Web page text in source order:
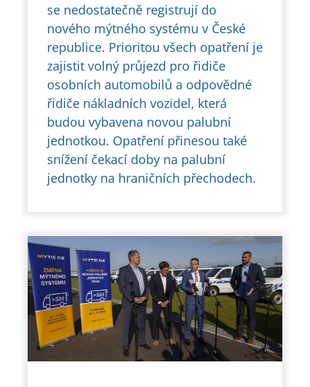
se nedostatečně registrují do
nového mýtného systému v České
republice. Prioritou všech opatření je
zajistit volný průjezd pro řidiče
osobních automobilů a odpovědné
řidiče nákladních vozidel, která
budou vybavena novou palubní
jednotkou. Opatření přinesou také
snížení čekací doby na palubní
jednotky na hraničních přechodech.